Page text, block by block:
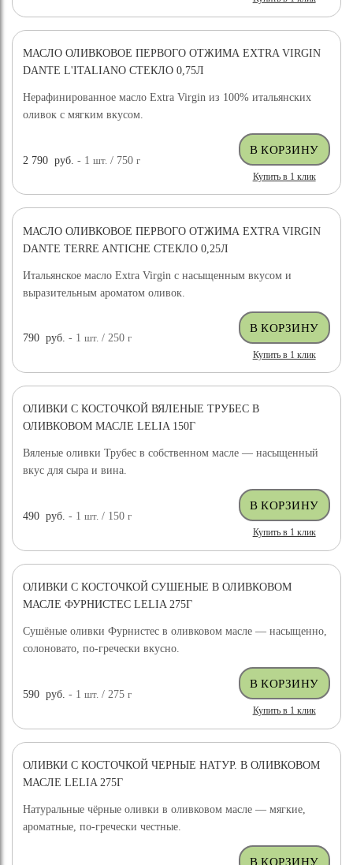
НОВИНКА
МАСЛО ОЛИВКОВОЕ ПЕРВОГО ОТЖИМА EXTRA VIRGIN
DANTE L'ITALIANO СТЕКЛО 0,75Л
Нерафинированное масло Extra Virgin из 100% итальянских
оливок с мягким вкусом.
2 790 руб. - 1шт. / 750г
Купить в 1 клик
НОВИНКА
МАСЛО ОЛИВКОВОЕ ПЕРВОГО ОТЖИМА EXTRA VIRGIN
DANTE TERRE ANTICHE СТЕКЛО 0,25Л
Итальянское масло Extra Virgin с насыщенным вкусом и
выразительным ароматом оливок.
790 руб. - 1шт. / 250г
Купить в 1 клик
ОЛИВКИ С КОСТОЧКОЙ ВЯЛЕНЫЕ ТРУБЕС В
ОЛИВКОВОМ МАСЛЕ LELIA 150Г
Вяленые оливки Трубес в собственном масле — насыщенный
вкус для сыра и вина.
490 руб. - 1шт. / 150г
Купить в 1 клик
ОЛИВКИ С КОСТОЧКОЙ СУШЕНЫЕ В ОЛИВКОВОМ
МАСЛЕ ФУРНИСТЕС LELIA 275Г
Сушёные оливки Фурнистес в оливковом масле — насыщенно,
солоновато, по-гречески вкусно.
590 руб. - 1шт. / 275г
Купить в 1 клик
ОЛИВКИ С КОСТОЧКОЙ ЧЕРНЫЕ НАТУР. В ОЛИВКОВОМ
МАСЛЕ LELIA 275Г
Натуральные чёрные оливки в оливковом масле — мягкие,
ароматные, по-гречески честные.